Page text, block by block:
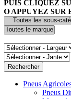
PUIS CLIQUEZ
O APPUYEZ SUR
Pneus
Pneus